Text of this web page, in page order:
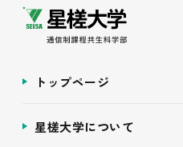
トップページ
星槎大学について